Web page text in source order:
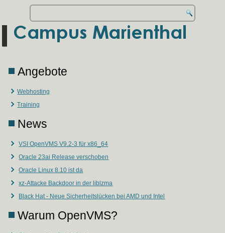
Angebote
Webhosting
Training
News
VSI OpenVMS V9.2-3 für x86_64
Oracle 23ai Release verschoben
Oracle Linux 8.10 ist da
xz-Attacke Backdoor in der liblzma
Black Hat - Neue Sicherheitslücken bei AMD und Intel
Warum OpenVMS?